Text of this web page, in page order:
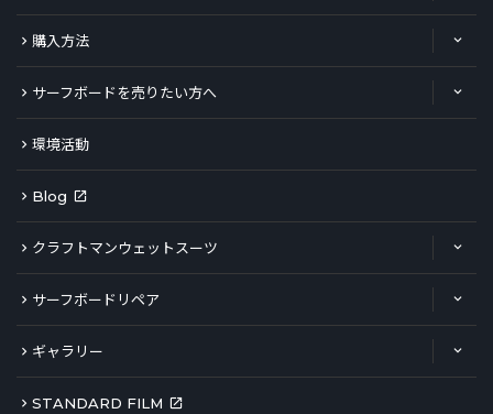
購入方法
サーフボードを売りたい方へ
環境活動
Blog
クラフトマンウェットスーツ
サーフボードリペア
ギャラリー
STANDARD FILM